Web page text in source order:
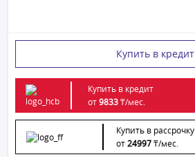
Купить в кредит
Купить в кредит
от9833₸/мес.
Купить в рассрочку
от24997₸/мес.